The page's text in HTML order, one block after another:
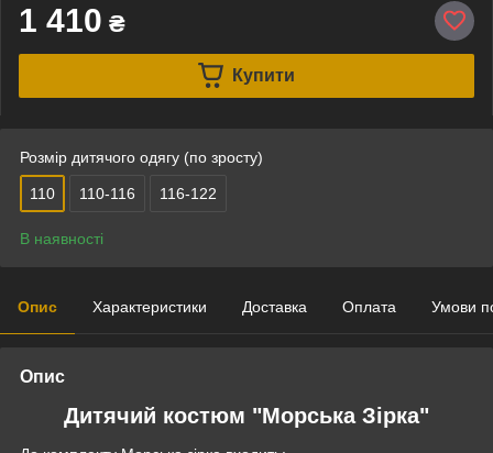
1 410 ₴
Купити
Розмір дитячого одягу (по зросту)
110 110-116 116-122
В наявності
Опис Характеристики Доставка Оплата Умови
Опис
Дитячий костюм "Морська Зірка"